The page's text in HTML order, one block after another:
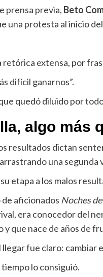
prensa previa, Beto
una protesta al inicio
retórica extensa, por
difícil ganarnos”.
quedó diluido por
algo más
resultados dictan
una
etapa a los malos
de aficionados Noches
era conocedor del
que nace de años de
llegar fue claro: cambiar
lo consiguió.